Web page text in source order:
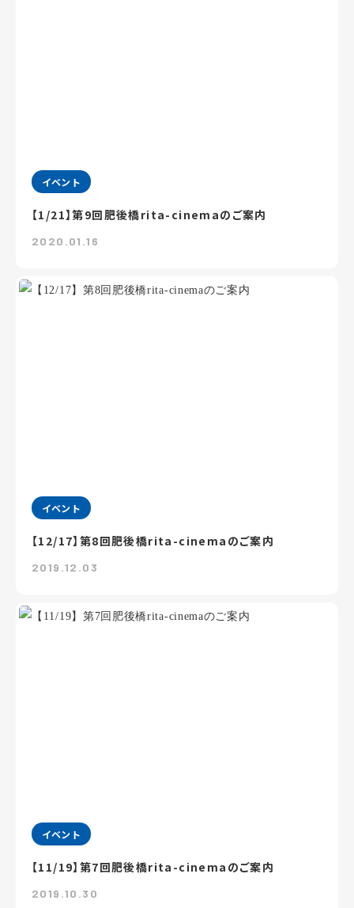
イベント
【1/21】第9回肥後橋rita-cinemaのご案内
2020.01.16
イベント
【12/17】第8回肥後橋rita-cinemaのご案内
2019.12.03
イベント
【11/19】第7回肥後橋rita-cinemaのご案内
2019.10.30